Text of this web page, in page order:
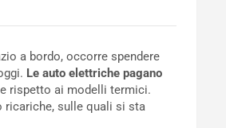
a bordo, occorre spendere
Le auto elettriche pagano
rispetto ai modelli termici.
ricariche, sulle quali si sta